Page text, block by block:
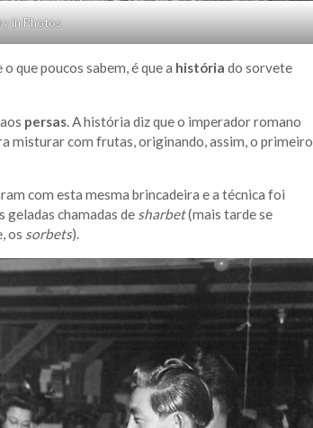
in Photos
que poucos sabem, é que a história do sorvete
persas. A história diz que o imperador romano
misturar com frutas, originando, assim, o primeiro
com esta mesma brincadeira e a técnica foi
geladas chamadas de sharbet(mais tarde se
os sorbets).